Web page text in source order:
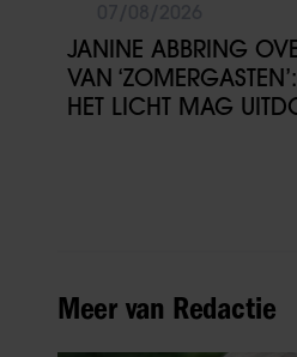
JANINE ABBRING
VAN
HET LICHT MAG
Meer van Redactie